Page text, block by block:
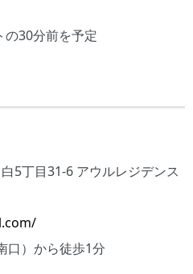
30分前を予定
5丁目31-6 アウルレジデンス
口）から徒歩1分